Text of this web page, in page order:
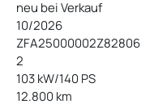
neu bei Verkauf
10/2026
ZFA25000002Z82806
2
103 kW/140 PS
12.800 km